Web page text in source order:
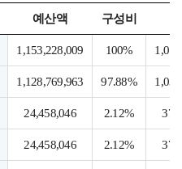
예산액 구성비
1,153,228,009 100%
1,128,769,963 97.88%
24,458,046 2.12%
24,458,046 2.12%